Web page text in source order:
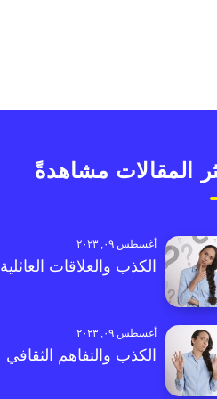
المقالات مشاهدةً
أغسطس ٠٩, ٢٠٢٣
الكذب والعلاقات العائلية
أغسطس ٠٩, ٢٠٢٣
الكذب والتفاهم الثقافي